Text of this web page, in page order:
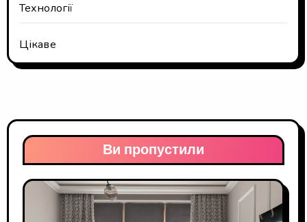
Технології
Цікаве
Ви пропустили